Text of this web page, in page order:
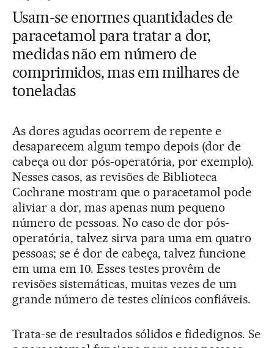
Usam-se enormes quantidades de
paracetamol para tratar a dor,
medidas não em número de
comprimidos, mas em milhares de
toneladas
As dores agudas ocorrem de repente e
desaparecem algum tempo depois (dor de
cabeça ou dor pós-operatória, por exemplo).
Nesses casos, as revisões de Biblioteca
Cochrane mostram que o paracetamol pode
aliviar a dor, mas apenas num pequeno
número de pessoas. No caso de dor pós-
operatória, talvez sirva para uma em quatro
pessoas; se é dor de cabeça, talvez funcione
em uma em 10. Esses testes provêm de
revisões sistemáticas, muitas vezes de um
grande número de testes clínicos confiáveis.
Trata-se de resultados sólidos e fidedignos. Se